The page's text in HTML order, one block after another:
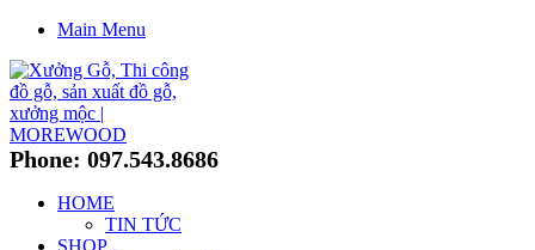
Main Menu
Phone: 097.543.8686
HOME
TIN TỨC
SHOP